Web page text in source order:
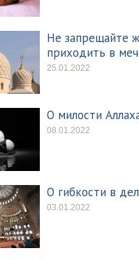
Не запрещайте
приходить в
25.01.2022
О милости
08.01.2022
О гибкости в
03.01.2022